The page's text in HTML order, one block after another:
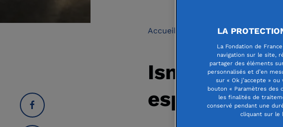
Accueil Collectif Territoires
Ismée : le
espace de
LA
La Fondation de
navigation sur le site,
partager des éléments
personnalisés et d’en
sur « Ok j’accepte »
bouton « Paramètres des
les finalités de
conservé pendant une
cliquant sur le